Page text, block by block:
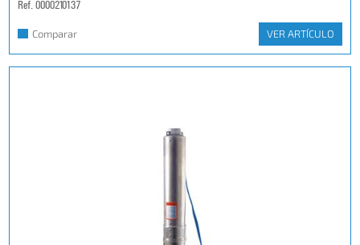
Ref. 0000210137
Comparar VER ARTÍCULO